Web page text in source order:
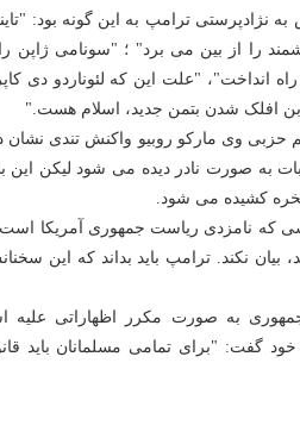
ترامپ به این گونه بود:
را از بین می برد" ؛ "سونامی ژاپن
انداخت"، "علت این که لئوناردو دی
افلک شدن بتمن جدید، اسلام هست."
وی مارکو روبیو واکنش تندی نشان
به صورت نادر دیده می شود لیکن این
کشیده می شود.
که نامزدی ریاست جمهوری آمریکا است
نکند. ترامپ باید بداند که این
به صورت مکرر اظهاراتی علیه
خود گفت: "برای تمامی مسلمانان باید